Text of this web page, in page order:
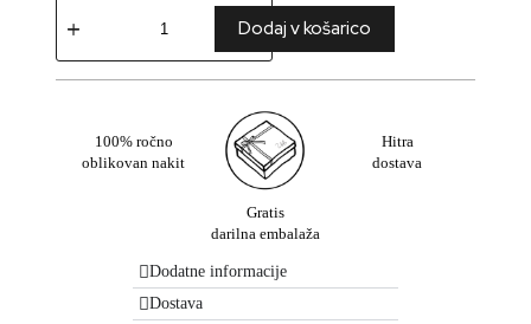
Dodaj v košarico
100% ročno
oblikovan nakit
Gratis
darilna embalaža
Hitra
dostava
Dodatne informacije
Dostava